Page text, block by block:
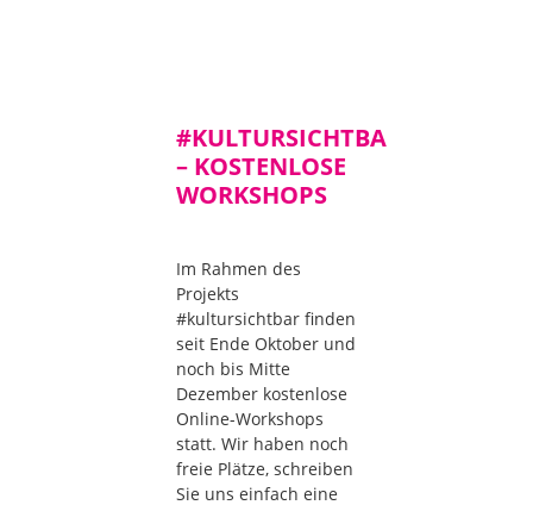
#KULTURSICHTBAR
– KOSTENLOSE
WORKSHOPS
Im Rahmen des
Projekts
#kultursichtbar finden
seit Ende Oktober und
noch bis Mitte
Dezember kostenlose
Online-Workshops
statt. Wir haben noch
freie Plätze, schreiben
Sie uns einfach eine